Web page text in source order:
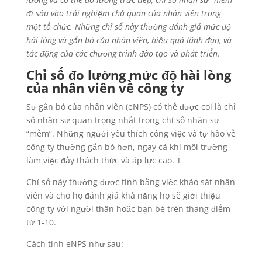
đi sâu vào trải nghiệm chủ quan của nhân viên trong
một tổ chức. Những chỉ số này thường đánh giá mức độ
hài lòng và gắn bó của nhân viên, hiệu quả lãnh đạo, và
tác động của các chương trình đào tạo và phát triển.
Chỉ số đo lường mức độ hài lòng
của nhân viên về công ty
Sự gắn bó của nhân viên (eNPS) có thể được coi là chỉ
số nhân sự quan trọng nhất trong chỉ số nhân sự
“mềm”. Những người yêu thích công việc và tự hào về
công ty thường gắn bó hơn, ngay cả khi môi trường
làm việc đầy thách thức và áp lực cao. T
Chỉ số này thường được tính bằng việc khảo sát nhân
viên và cho họ đánh giá khả năng họ sẽ giới thiệu
công ty với người thân hoặc bạn bè trên thang điểm
từ 1-10.
Cách tính eNPS như sau: